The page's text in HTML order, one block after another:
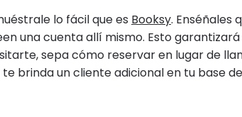
lo fácil que es Booksy. Enséñales
una cuenta allí mismo. Esto garantizará
sepa cómo reservar en lugar de
brinda un cliente adicional en tu base